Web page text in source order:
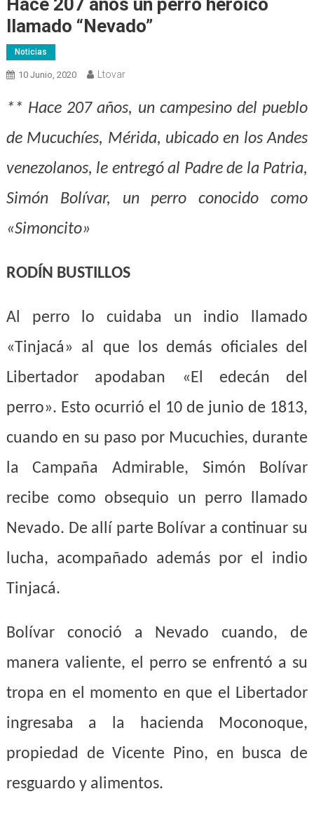
Hace 207 años un perro heroico
llamado “Nevado”
Noticias
10 Junio, 2020 Ltovar
** Hace 207 años, un campesino del pueblo
de Mucuchíes, Mérida, ubicado en los Andes
venezolanos, le entregó al Padre de la Patria,
Simón Bolívar, un perro conocido como
«Simoncito»
RODÍN BUSTILLOS
Al perro lo cuidaba un indio llamado
«Tinjacá» al que los demás oficiales del
Libertador apodaban «El edecán del
perro». Esto ocurrió el 10 de junio de 1813,
cuando en su paso por Mucuchies, durante
la Campaña Admirable, Simón Bolívar
recibe como obsequio un perro llamado
Nevado. De allí parte Bolívar a continuar su
lucha, acompañado además por el indio
Tinjacá.
Bolívar conoció a Nevado cuando, de
manera valiente, el perro se enfrentó a su
tropa en el momento en que el Libertador
ingresaba a la hacienda Moconoque,
propiedad de Vicente Pino, en busca de
resguardo y alimentos.